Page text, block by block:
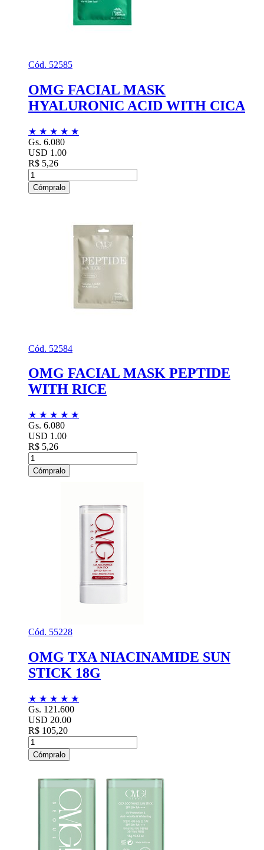
Cód. 52585
OMG FACIAL MASK
HYALURONIC ACID WITH CICA
★ ★ ★ ★ ★
Gs. 6.080
USD 1.00
R$ 5,26
Cómpralo
Cód. 52584
OMG FACIAL MASK PEPTIDE
WITH RICE
★ ★ ★ ★ ★
Gs. 6.080
USD 1.00
R$ 5,26
Cómpralo
Cód. 55228
OMG TXA NIACINAMIDE SUN
STICK 18G
★ ★ ★ ★ ★
Gs. 121.600
USD 20.00
R$ 105,20
Cómpralo